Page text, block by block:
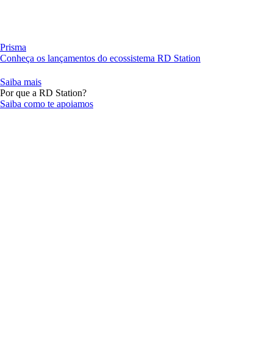
Prisma
Conheça os lançamentos do ecossistema RD Station
Saiba mais
Por que a RD Station?
Saiba como te apoiamos